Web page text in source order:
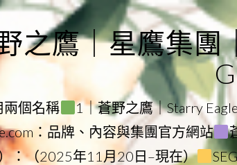
之鷹｜星鷹集團
兩個名稱 1｜蒼野之鷹｜Starry
：品牌、內容與集團官方網站
：（2025年11月20日–現在）